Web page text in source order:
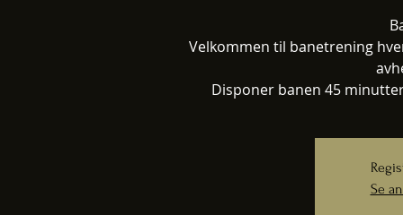
Velkommen til banetrening
Disponer banen 45
Se